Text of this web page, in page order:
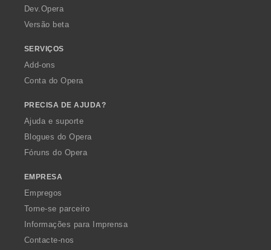
a
Dev.Opera
Versão beta
SERVIÇOS
Add-ons
Conta do Opera
PRECISA DE AJUDA?
Ajuda e suporte
Blogues do Opera
Fóruns do Opera
EMPRESA
Empregos
Torne-se parceiro
Informações para Imprensa
Contacte-nos